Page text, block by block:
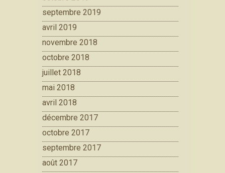
septembre 2019
avril 2019
novembre 2018
octobre 2018
juillet 2018
mai 2018
avril 2018
décembre 2017
octobre 2017
septembre 2017
août 2017